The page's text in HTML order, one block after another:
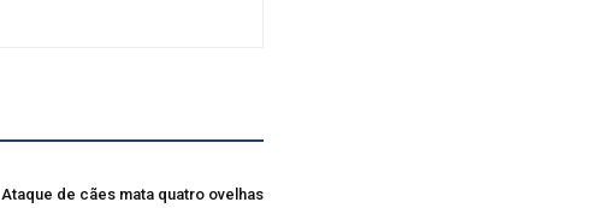
Ataque de cães mata quatro ovelhas